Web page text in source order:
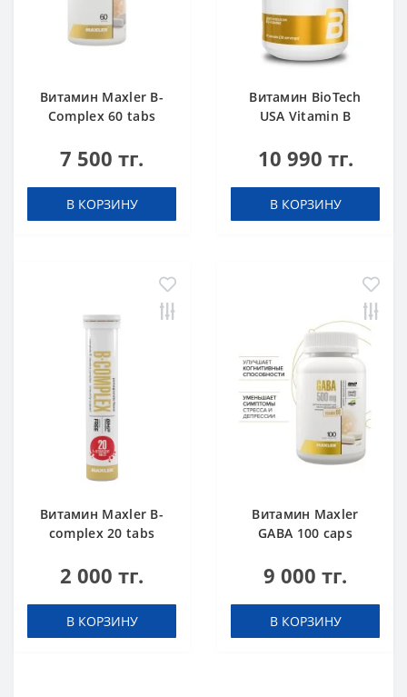
Витамин Maxler B-
Complex 60 tabs
7 500 тг.
В КОРЗИНУ
Витамин BioTech
USA Vitamin B
таблеток
10 990 тг.
В КОРЗИНУ
Витамин Maxler B-
complex 20 tabs
2 000 тг.
В КОРЗИНУ
Витамин Maxler
GABA 100 caps
9 000 тг.
В КОРЗИНУ